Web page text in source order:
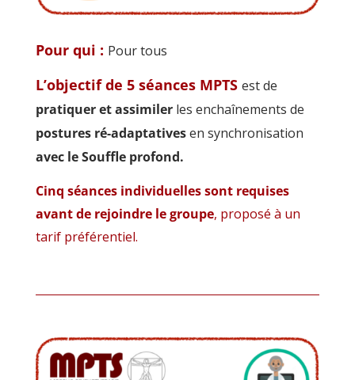
Pour qui : Pour tous
L’objectif de 5 séances MPTS est de
pratiquer et assimilerles enchaînements de
postures ré-adaptativesen synchronisation
avec le Souffle profond.
Cinq séances individuelles sont requises
avant de rejoindre le groupe, proposé à un
tarif préférentiel.